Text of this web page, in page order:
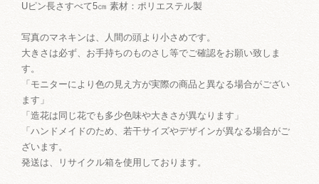
Uピン長さすべて5㎝ 素材：ポリエステル製
写真のマネキンは、人間の頭より小さめです。
大きさは必ず、お手持ちのものさし等でご確認をお願い致しま
す。
「モニターにより色の見え方が実際の商品と異なる場合がござい
ます」
「造花は同じ花でも多少色味や大きさが異なります」
「ハンドメイドのため、若干サイズやデザインが異なる場合がご
ざいます。
発送は、リサイクル箱を使用しております。